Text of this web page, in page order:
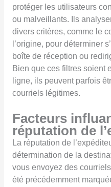
protéger les utilisateurs
ou malveillants. Ils
divers critères, comme le
l’origine, pour déterminer
boîte de réception ou
Bien que ces filtres soient
ligne, ils peuvent parfois
courriels légitimes.
Facteurs
réputation de
La réputation de
détermination de la
vous envoyez des
été précédemment